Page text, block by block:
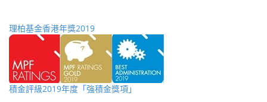
理柏基金香港年獎2019
積金評級2019年度「強積金獎項」